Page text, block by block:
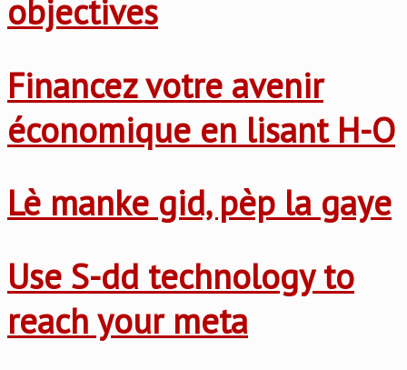
objectives
Financez votre avenir
économique en lisant H-O
Lè manke gid, pèp la gaye
Use S-dd technology to
reach your meta